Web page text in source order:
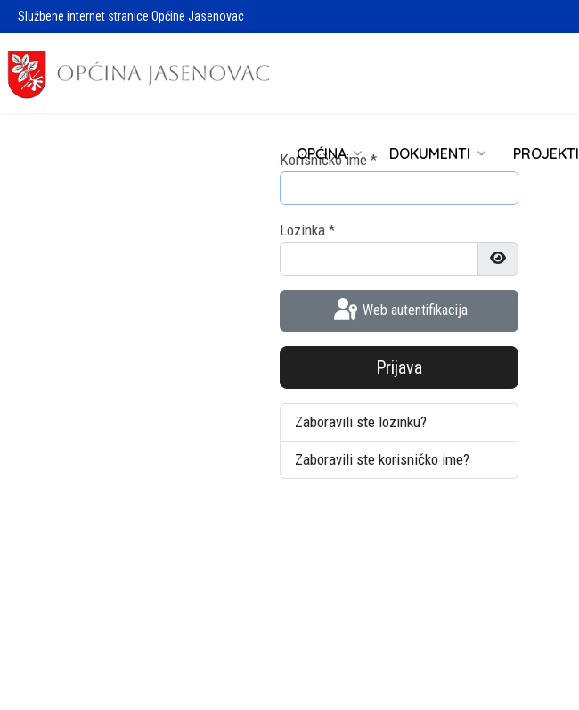
Službene internet stranice Općine Jasenovac
OPĆINA DOKUMENTI PROJEKTI
Korisničko ime*
Lozinka*
Prikaži lozinku
Web autentifikacija
Prijava
Zaboravili ste lozinku?
Zaboravili ste korisničko ime?